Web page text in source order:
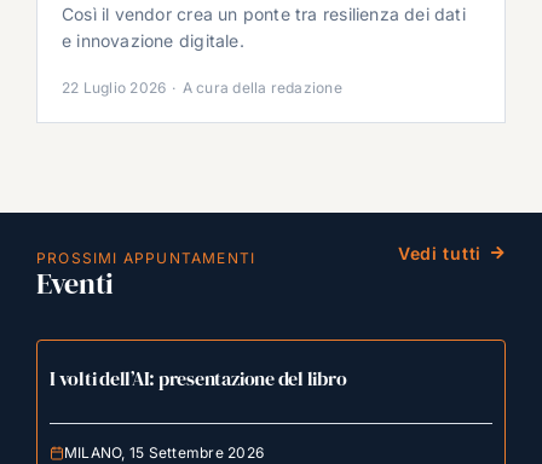
Così il vendor crea un ponte tra resilienza dei dati
e innovazione digitale.
22 Luglio 2026 · A cura della redazione
PROSSIMI APPUNTAMENTI
Eventi
Vedi tutti
I volti dell’AI: presentazione del libro
MILANO, 15 Settembre 2026